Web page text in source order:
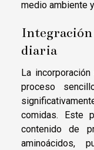
medio ambiente
Integración
diaria
La
proceso
comidas. Este
contenido de
aminoácidos,